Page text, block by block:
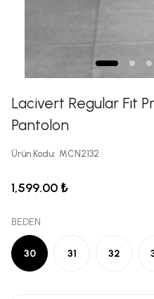
Lacivert Regular Fıt
Pantolon
Ürün Kodu: MCN2132
1,599.00 ₺
BEDEN
30 31 32